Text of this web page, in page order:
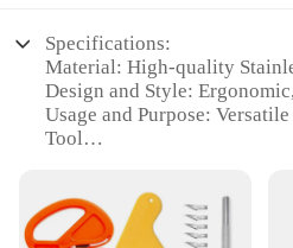
Specifications:
Material: High-quality
Design and Style:
Usage and Purpose:
Tool
Professional Use
Shape or Size or Weight or
Lightweight, Easy to Handle